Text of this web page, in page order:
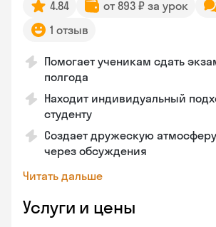
4.84 от 893 ₽ за урок
1 отзыв
Помогает ученикам сдать
полгода
Находит индивидуальный
студенту
Создает дружескую
через обсуждения
Читать дальше
Услуги и цены